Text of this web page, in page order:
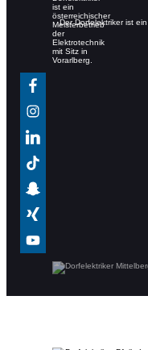
Der Dorfelektriker ist